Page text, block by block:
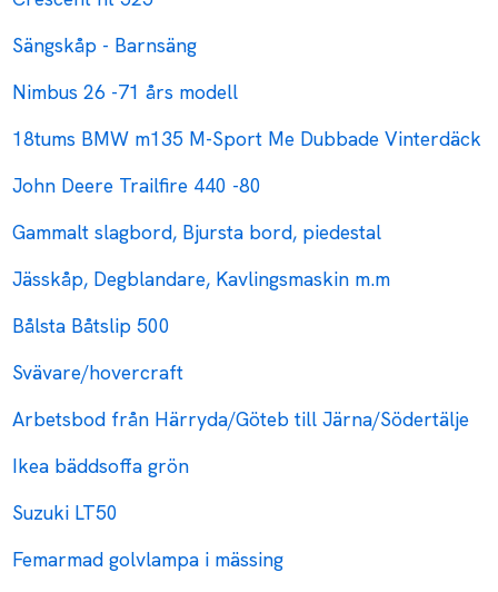
Sängskåp - Barnsäng
Nimbus 26 -71 års modell
18tums BMW m135 M-Sport Me Dubbade Vinterdäck
John Deere Trailfire 440 -80
Gammalt slagbord, Bjursta bord, piedestal
Jässkåp, Degblandare, Kavlingsmaskin m.m
Bålsta Båtslip 500
Svävare/hovercraft
Arbetsbod från Härryda/Göteb till Järna/Södertälje
Ikea bäddsoffa grön
Suzuki LT50
Femarmad golvlampa i mässing